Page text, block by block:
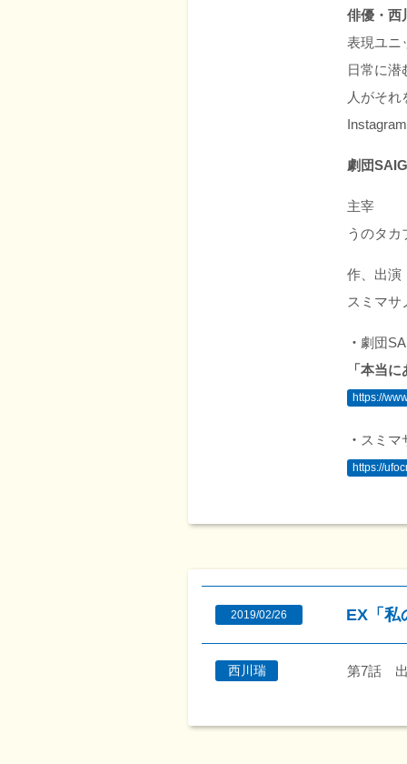
俳優・西
表現ユニ
日常に潜
人がそ
劇団
主宰
うのタカ
作、出演
スミマサ
・ 劇団
「本当
https://
・ スミ
https://
2019/02/26 EX「私
西川瑞 第7話 出